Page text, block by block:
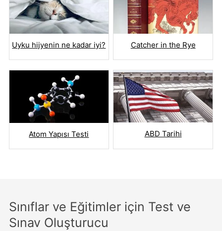
Uyku hijyenin ne kadar iyi? Catcher in the Rye
Atom Yapısı Testi ABD Tarihi
Sınıflar ve Eğitimler için Test ve
Sınav Oluşturucu